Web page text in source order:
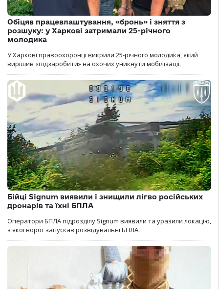
Обіцяв працевлаштування, «бронь» і зняття з
розшуку: у Харкові затримали 25-річного
молодика
У Харкові правоохоронці викрили 25-річного молодика, який
вирішив «підзаробити» на охочих уникнути мобілізації.
Бійці Signum виявили і знищили лігво російських
дронарів та їхні БПЛА
Оператори БПЛА підрозділу Signum виявили та уразили локацію,
з якої ворог запускав розвідувальні БПЛА.